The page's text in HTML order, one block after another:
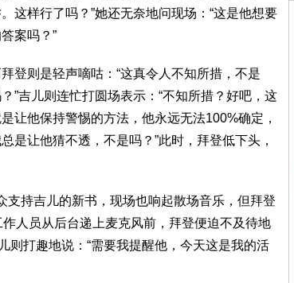
这样行了吗？”她还无奈地问现场：“这是他想要
案吗？”
登则是轻声嘀咕：“这真令人不知所措，不是
”吉儿则连忙打圆场表示：“不知所措？好吧，这
让他保持警惕的方法，他永远无法100%确定，
是让他猜不透，不是吗？”此时，拜登低下头，
持吉儿的新书，现场也响起散场音乐，但拜登
人员从后台递上麦克风前，拜登便迫不及待地
则打趣地说：“需要我提醒他，今天这是我的活